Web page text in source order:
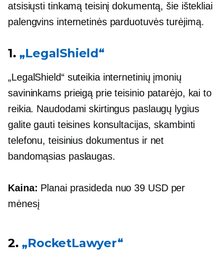
atsisiųsti tinkamą teisinį dokumentą, šie ištekliai
palengvins internetinės parduotuvės turėjimą.
1. „LegalShield“
„LegalShield“ suteikia internetinių įmonių
savininkams prieigą prie teisinio patarėjo, kai to
reikia. Naudodami skirtingus paslaugų lygius
galite gauti teisines konsultacijas, skambinti
telefonu, teisinius dokumentus ir net
bandomąsias paslaugas.
Kaina: Planai prasideda nuo 39 USD per
mėnesį
2. „RocketLawyer“